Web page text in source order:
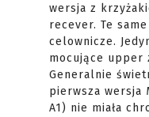
wersja z
recever. Te
celownicze.
mocujące upper
Generalnie
pierwsza wersja
A1) nie miała